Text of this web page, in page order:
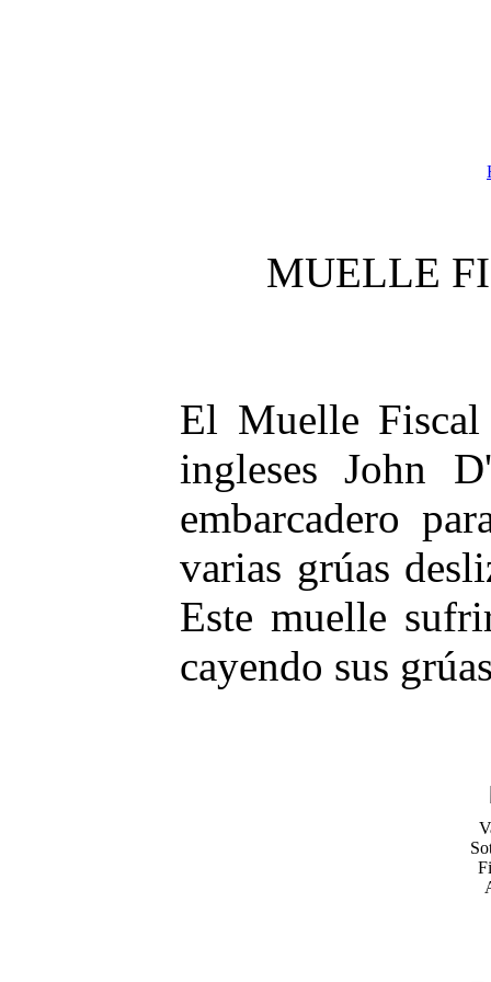
MUELLE
El Muelle
ingleses John
embarcadero
varias grúas
Este muelle
cayendo sus